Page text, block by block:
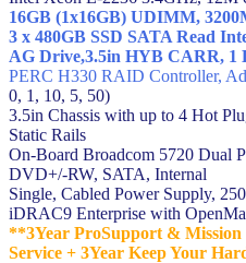
16GB (1x16GB) UDIMM,
3 x 480GB SSD SATA Read
AG Drive,3.5in HYB CARR, 1
PERC H330 RAID Controller,
0, 1, 10, 5, 50)
3.5in Chassis with up to 4 Hot
Static Rails
On-Board Broadcom 5720 Dual
DVD+/-RW, SATA, Internal
Single, Cabled Power Supply,
iDRAC9 Enterprise with
**3Year ProSupport &
Service + 3Year Keep Your